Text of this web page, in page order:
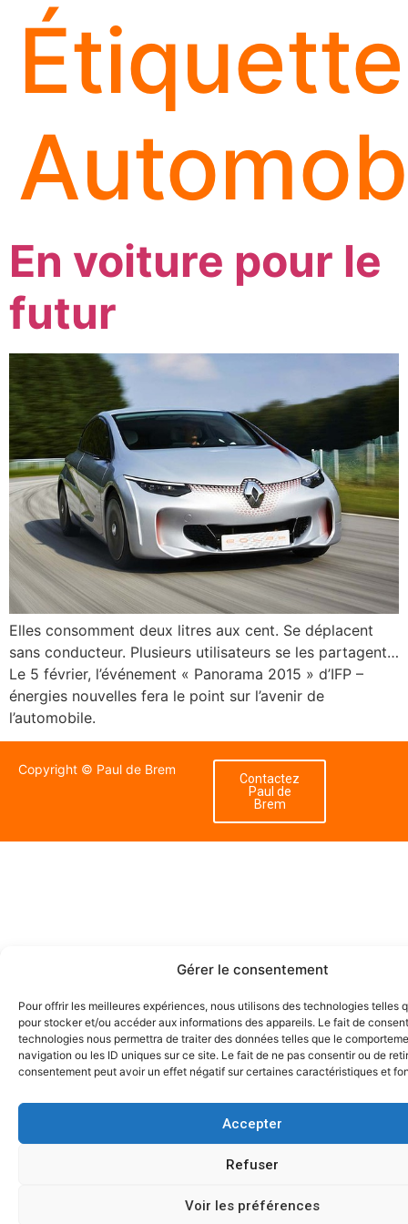
Gérer le consentement
Pour offrir les meilleures expériences, nous utilisons des technologies telles
pour stocker et/ou accéder aux informations des appareils. Le fait de
technologies nous permettra de traiter des données telles que le
navigation ou les ID uniques sur ce site. Le fait de ne pas consentir ou de
consentement peut avoir un effet négatif sur certaines caractéristiques et
Accepter
Refuser
Voir les préférences
En voiture pour le
futur
Elles consomment deux litres aux cent. Se déplacent
sans conducteur. Plusieurs utilisateurs se les partagent…
Le 5 février, l’événement « Panorama 2015 » d’IFP –
énergies nouvelles fera le point sur l’avenir de
l’automobile.
Contactez
Paul de
Brem
Copyright © Paul de Brem